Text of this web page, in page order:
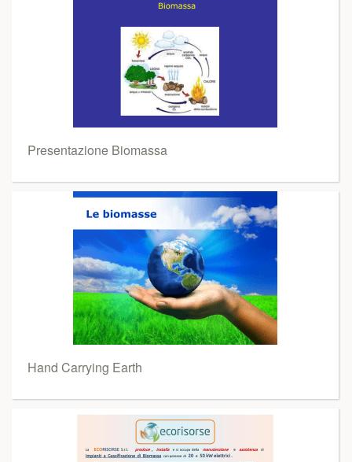
Presentazione Biomassa
Hand Carrying Earth